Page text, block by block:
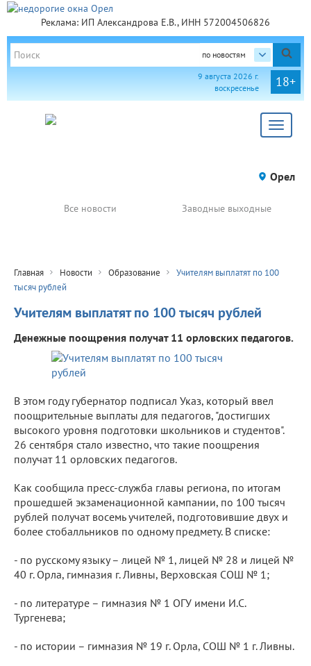
Реклама: ИП Александрова Е.В., ИНН 572004506826
по новостям
18+
9 августа 2026 г.
воскресенье
Toggle
Орел
Все новости Заводные выходные
Главная Новости Образование
Учителям выплатят по 100
тысяч рублей
Учителям выплатят по 100 тысяч рублей
Денежные поощрения получат 11 орловских педагогов.
В этом году губернатор подписал Указ, который ввел
поощрительные выплаты для педагогов, "достигших
высокого уровня подготовки школьников и студентов".
26 сентября стало известно, что такие поощрения
получат 11 орловских педагогов.
Как сообщила пресс-служба главы региона, по итогам
прошедшей экзаменационной кампании, по 100 тысяч
рублей получат восемь учителей, подготовившие двух и
более стобалльников по одному предмету. В списке:
- по русскому языку – лицей № 1, лицей № 28 и лицей №
40 г. Орла, гимназия г. Ливны, Верховская СОШ № 1;
- по литературе – гимназия № 1 ОГУ имени И.С.
Тургенева;
- по истории – гимназия № 19 г. Орла, СОШ № 1 г. Ливны.